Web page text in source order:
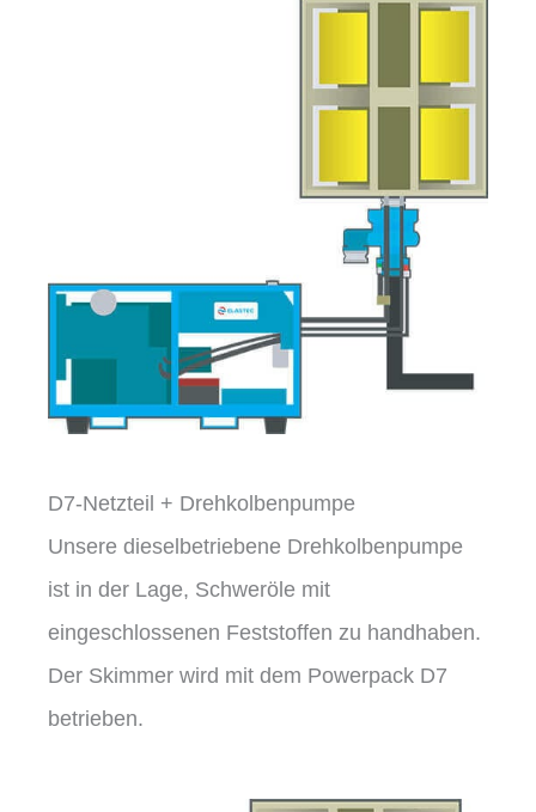
D7-Netzteil + Drehkolbenpumpe
Unsere dieselbetriebene Drehkolbenpumpe
ist in der Lage, Schweröle mit
eingeschlossenen Feststoffen zu handhaben.
Der Skimmer wird mit dem Powerpack D7
betrieben.